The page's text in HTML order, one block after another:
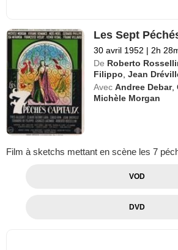
Les Sept
30 avril 1952 | 2h
De Roberto
Filippo,Jean
Avec Andree Debar,
Michèle Morgan
Film à sketchs mettant en scène les 7
VOD
DVD